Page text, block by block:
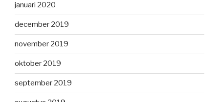
januari 2020
december 2019
november 2019
oktober 2019
september 2019